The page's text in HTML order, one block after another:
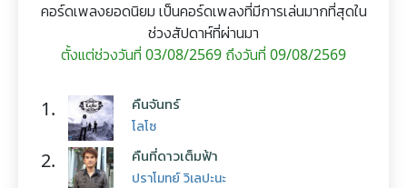
คอร์ดเพลงยอดนิยม เป็นคอร์ดเพลงที่มีการเล่นมากที่สุดใน
ช่วงสัปดาห์ที่ผ่านมา
ตั้งแต่ช่วงวันที่ 03/08/2569 ถึงวันที่ 09/08/2569
1. คืนจันทร์
โลโซ
2. คืนที่ดาวเต็มฟ้า
ปราโมทย์ วิเลปะนะ